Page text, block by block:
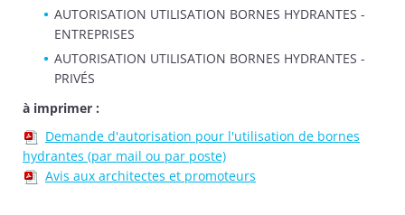
AUTORISATION UTILISATION BORNES HYDRANTES -
ENTREPRISES
AUTORISATION UTILISATION BORNES HYDRANTES -
PRIVÉS
à imprimer :
Demande d'autorisation pour l'utilisation de bornes
hydrantes (par mail ou par poste)
Avis aux architectes et promoteurs